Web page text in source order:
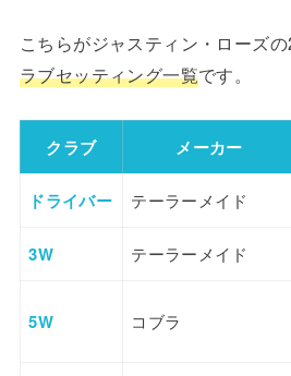
こちらがジャスティン・ローズ
ラブセッティング一覧です。
クラブ メーカー
ドライバー テーラーメイド
3W テーラーメイド
5W コブラ